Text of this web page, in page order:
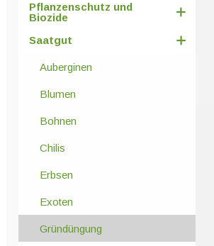
Pflanzenschutz und
Biozide
Saatgut
Auberginen
Blumen
Bohnen
Chilis
Erbsen
Exoten
Gründüngung